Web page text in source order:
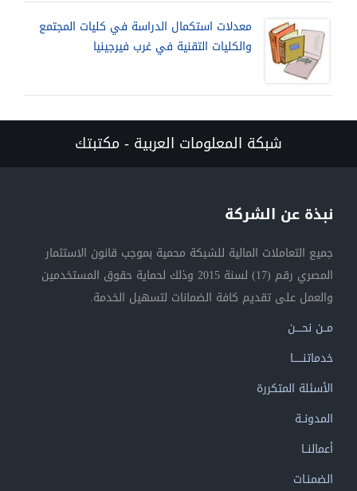
معدلات استكمال الدراسة في كليات المجتمع
والكليات التقنية في غرب فيرجينيا
شبكة المعلومات العربية - مكتبتك
نبذة عن الشركة
جميع التعاملات المالية للشبكة محمية بموجب قانون الاستثمار
المصري رقم (17) لسنة 2015 وذلك لحماية حقوق المستخدمين
والعمل على تقديم كافة الضمانات لتسهيل الخدمة.
مــن نحــــن
خدماتنــــــا
الأسئلة المتكررة
المدونــة
أعمالنــا
الضمنـات